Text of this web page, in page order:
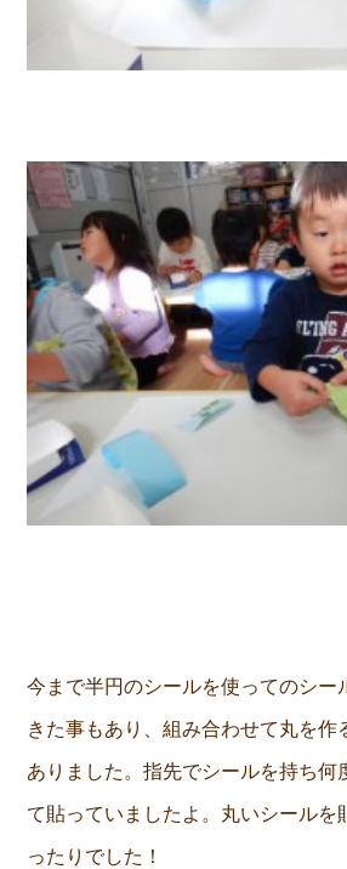
今まで半円のシールを使ってのシー
きた事もあり、組み合わせて丸を作
ありました。指先でシールを持ち何
て貼っていましたよ。丸いシールを
ったりでした！